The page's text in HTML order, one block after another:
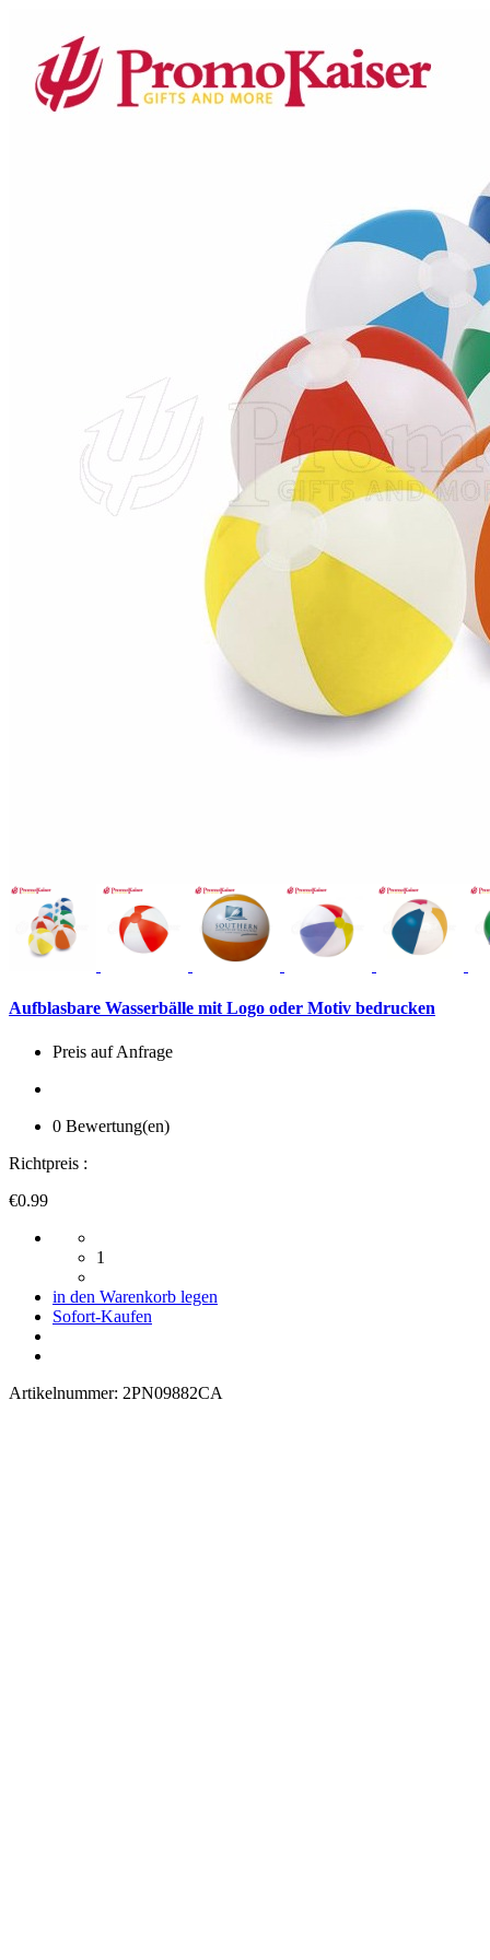
Aufblasbare Wasserbälle mit Logo oder Motiv bedrucken
Preis auf Anfrage
0 Bewertung(en)
Richtpreis :
€0.99
1
in den Warenkorb legen
Sofort-Kaufen
Artikelnummer: 2PN09882CA